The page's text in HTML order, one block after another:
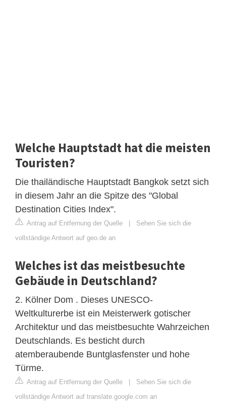
Welche Hauptstadt hat die meisten
Touristen?
Die thailändische Hauptstadt Bangkok setzt sich
in diesem Jahr an die Spitze des "Global
Destination Cities Index".
Antrag auf Entfernung der Quelle | Sehen Sie sich die
vollständige Antwort auf geo.de an
Welches ist das meistbesuchte
Gebäude in Deutschland?
2. Kölner Dom . Dieses UNESCO-
Weltkulturerbe ist ein Meisterwerk gotischer
Architektur und das meistbesuchte Wahrzeichen
Deutschlands. Es besticht durch
atemberaubende Buntglasfenster und hohe
Türme.
Antrag auf Entfernung der Quelle | Sehen Sie sich die
vollständige Antwort auf translate.google.com an